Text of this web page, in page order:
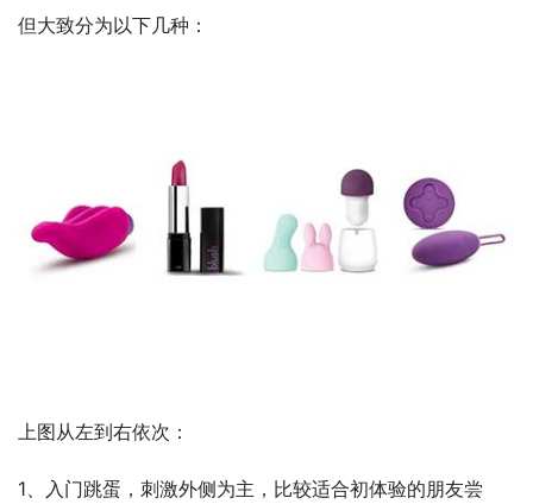
但大致分为以下几种：
上图从左到右依次：
1、入门跳蛋，刺激外侧为主，比较适合初体验的朋友尝